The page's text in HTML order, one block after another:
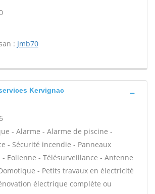
: Jmb70
Kervignac
- Alarme - Alarme de piscine -
- Sécurité incendie - Panneaux
Eolienne - Télésurveillance - Antenne
- Petits travaux en électricité
électrique complète ou